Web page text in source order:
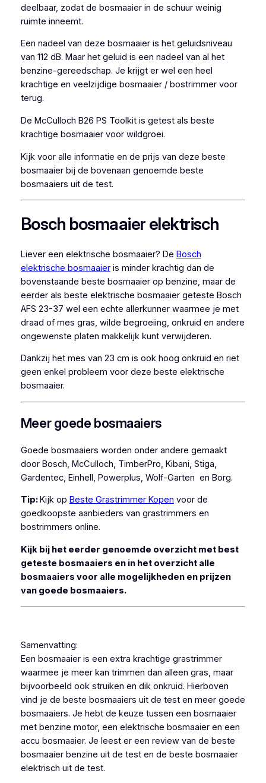
deelbaar, zodat de bosmaaier in de schuur weinig
ruimte inneemt.
Een nadeel van deze bosmaaier is het geluidsniveau
van 112 dB. Maar het geluid is een nadeel van al het
benzine-gereedschap. Je krijgt er wel een heel
krachtige en veelzijdige bosmaaier / bostrimmer voor
terug.
De McCulloch B26 PS Toolkit is getest als beste
krachtige bosmaaier voor wildgroei.
Kijk voor alle informatie en de prijs van deze beste
bosmaaier bij de bovenaan genoemde beste
bosmaaiers uit de test.
Bosch bosmaaier elektrisch
Liever een elektrische bosmaaier? De Bosch
elektrische bosmaaieris minder krachtig dan de
bovenstaande beste bosmaaier op benzine, maar de
eerder als beste elektrische bosmaaier geteste Bosch
AFS 23-37 wel een echte allerkunner waarmee je met
draad of mes gras, wilde begroeiing, onkruid en andere
ongewenste platen makkelijk kunt verwijderen.
Dankzij het mes van 23 cm is ook hoog onkruid en riet
geen enkel probleem voor deze beste elektrische
bosmaaier.
Meer goede bosmaaiers
Goede bosmaaiers worden onder andere gemaakt
door Bosch, McCulloch, TimberPro, Kibani, Stiga,
Gardentec, Einhell, Powerplus, Wolf-Garten en Borg.
Tip:Kijk op Beste Grastrimmer Kopen voor de
goedkoopste aanbieders van grastrimmers en
bostrimmers online.
Kijk bij het eerder genoemde overzicht met best
geteste bosmaaiers en in het overzicht alle
bosmaaiers voor alle mogelijkheden en prijzen
van goede bosmaaiers.
Samenvatting:
Een bosmaaier is een extra krachtige grastrimmer
waarmee je meer kan trimmen dan alleen gras, maar
bijvoorbeeld ook struiken en dik onkruid. Hierboven
vind je de beste bosmaaiers uit de test en meer goede
bosmaaiers. Je hebt de keuze tussen een bosmaaier
met benzine motor, een elektrische bosmaaier en een
accu bosmaaier. Je leest er een review van de beste
bosmaaier benzine uit de test en de beste bosmaaier
elektrisch uit de test.